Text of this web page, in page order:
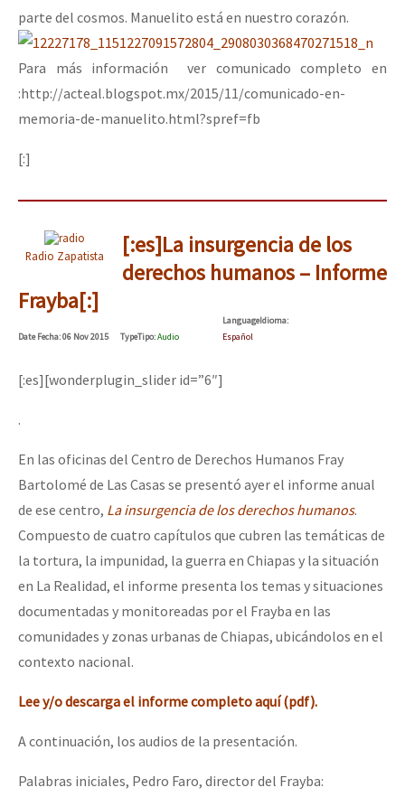
parte del cosmos. Manuelito está en nuestro corazón.
Para más información ver comunicado completo en
:http://acteal.blogspot.mx/2015/11/comunicado-en-
memoria-de-manuelito.html?spref=fb
[:]
Radio Zapatista
[:es]La insurgencia de los
derechos humanos – Informe
Frayba[:]
DateFecha: 06 Nov 2015 TypeTipo:Audio
LanguageIdioma:
Español
[:es][wonderplugin_slider id=”6″]
.
En las oficinas del Centro de Derechos Humanos Fray
Bartolomé de Las Casas se presentó ayer el informe anual
de ese centro, La insurgencia de los derechos humanos.
Compuesto de cuatro capítulos que cubren las temáticas de
la tortura, la impunidad, la guerra en Chiapas y la situación
en La Realidad, el informe presenta los temas y situaciones
documentadas y monitoreadas por el Frayba en las
comunidades y zonas urbanas de Chiapas, ubicándolos en el
contexto nacional.
Lee y/o descarga el informe completo aquí (pdf).
A continuación, los audios de la presentación.
Palabras iniciales, Pedro Faro, director del Frayba: